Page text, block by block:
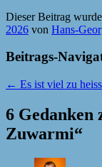
Dieser Beitrag
2026 von Hans-
Beitrags-
← Es ist viel zu heiss
6 Gedanken
Zuwarmi“